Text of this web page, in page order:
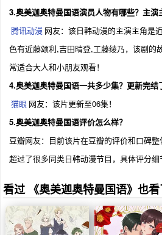
3.奥美迦奥特曼国语演员人物有哪些？主演
腾讯动漫 网友：该日韩动漫的主演主角是
色有近藤颂利,吉田晴登,工藤绫乃，该剧的
常适合大人和小朋友观看！
4.奥美迦奥特曼国语一共多少集？更新完结
猫眼 网友：该片更新至06集！
5.奥美迦奥特曼国语评价怎么样？
豆瓣网友：目前该片在豆瓣的评价和口碑整
超过了很多同类日韩动漫节目，具体评分
看过 《奥美迦奥特曼国语》也看